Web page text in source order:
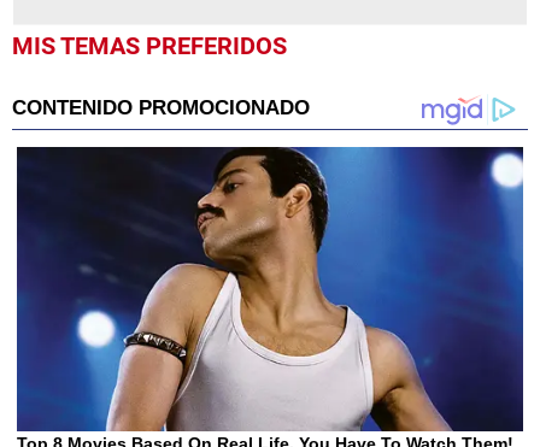
MIS TEMAS PREFERIDOS